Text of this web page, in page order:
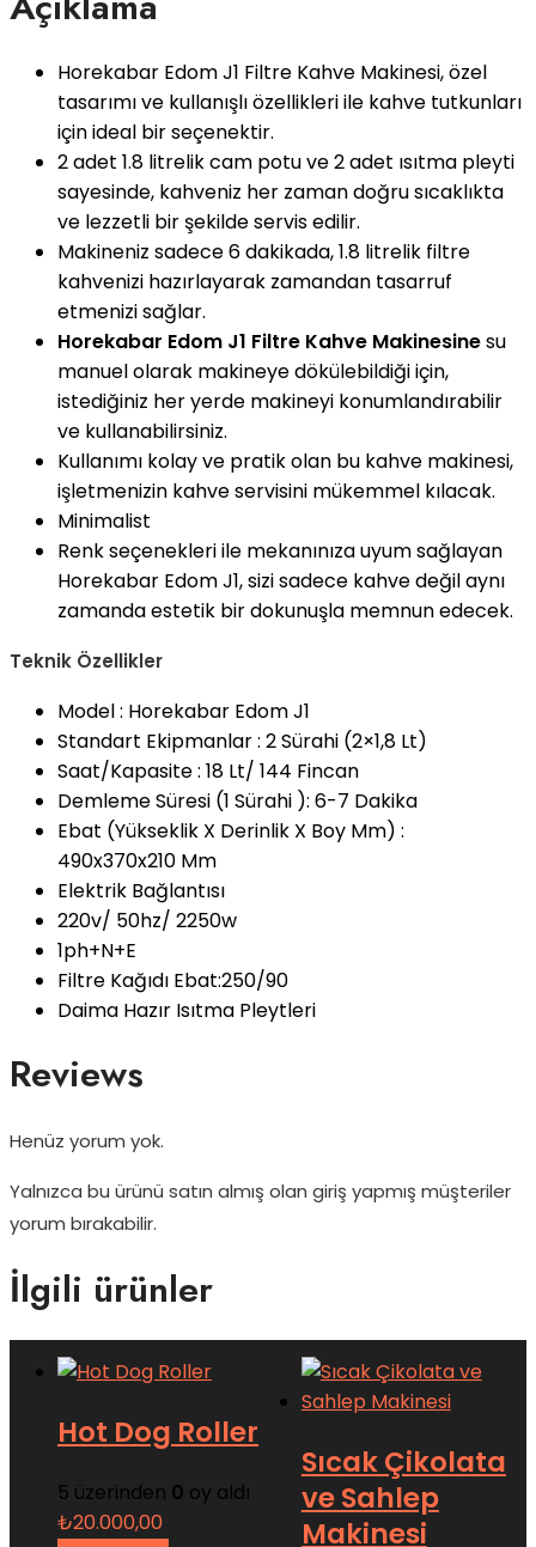
Horekabar Edom J1 Filtre Kahve Makinesi, özel
tasarımı ve kullanışlı özellikleri ile kahve tutkunları
için ideal bir seçenektir.
2 adet 1.8 litrelik cam potu ve 2 adet ısıtma pleyti
sayesinde, kahveniz her zaman doğru sıcaklıkta
ve lezzetli bir şekilde servis edilir.
Makineniz sadece 6 dakikada, 1.8 litrelik filtre
kahvenizi hazırlayarak zamandan tasarruf
etmenizi sağlar.
Horekabar Edom J1 Filtre Kahve Makinesinesu
manuel olarak makineye dökülebildiği için,
istediğiniz her yerde makineyi konumlandırabilir
ve kullanabilirsiniz.
Kullanımı kolay ve pratik olan bu kahve makinesi,
işletmenizin kahve servisini mükemmel kılacak.
Minimalist
Renk seçenekleri ile mekanınıza uyum sağlayan
Horekabar Edom J1, sizi sadece kahve değil aynı
zamanda estetik bir dokunuşla memnun edecek.
Teknik Özellikler
Model : Horekabar Edom J1
Standart Ekipmanlar : 2 Sürahi (2×1,8 Lt)
Saat/Kapasite : 18 Lt/ 144 Fincan
Demleme Süresi (1 Sürahi ): 6-7 Dakika
Ebat (Yükseklik X Derinlik X Boy Mm) :
490x370x210 Mm
Elektrik Bağlantısı
220v/ 50hz/ 2250w
1ph+N+E
Filtre Kağıdı Ebat:250/90
Daima Hazır Isıtma Pleytleri
Reviews
Henüz yorum yok.
Yalnızca bu ürünü satın almış olan giriş yapmış müşteriler
yorum bırakabilir.
İlgili ürünler
Hot Dog Roller
5 üzerinden 0 oy aldı
₺20.000,00
Sıcak Çikolata
ve Sahlep
Makinesi